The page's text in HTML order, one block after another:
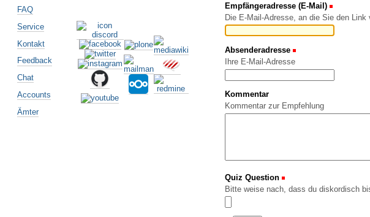
Empfängeradresse (E-Mail)
Die E-Mail-Adresse, an die Sie den Link
Absenderadresse
Ihre E-Mail-Adresse
Kommentar
Kommentar zur Empfehlung
Quiz Question
Bitte weise nach, dass du diskordisch
FAQ
Service
Kontakt
Feedback
Chat
Accounts
Ämter